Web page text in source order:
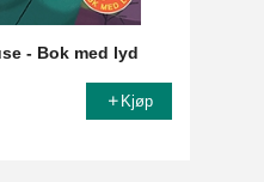
- Bok med lyd
Kjøp